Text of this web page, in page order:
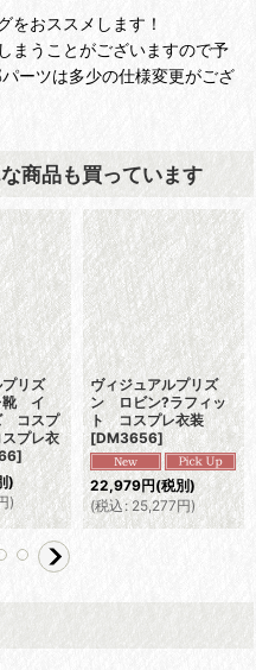
をおススメします！
まうことがございますので予
ーツは多少の仕様変更がござ
商品も買っています
リズ
靴 イ
コスプ
プレ衣
]
)
)
ヴィジュアルプリズ
ン ロビン?ラフィッ
ト コスプレ衣装
[DM3656]
22,979円(税別)
(税込: 25,277円)